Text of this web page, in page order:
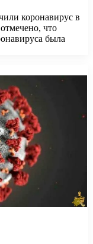
коронавирус в
что
была